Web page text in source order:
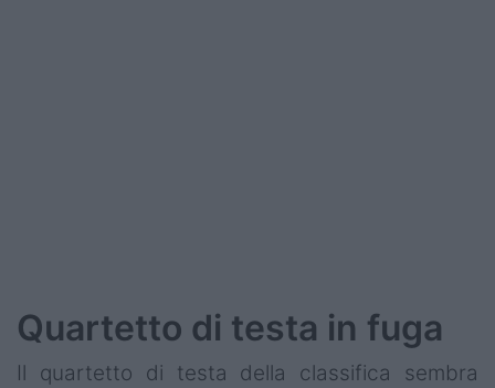
Quartetto di testa in fuga
Il quartetto di testa della classifica sembra